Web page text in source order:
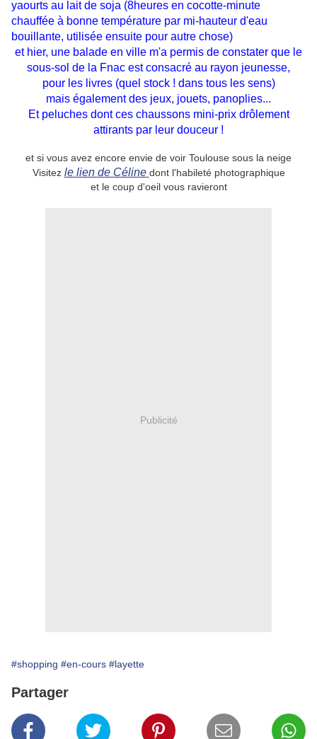
yaourts au lait de soja (8heures en cocotte-minute
chauffée à bonne température par mi-hauteur d'eau
bouillante, utilisée ensuite pour autre chose)
et hier, une balade en ville m'a permis de constater que le
sous-sol de la Fnac est consacré au rayon jeunesse,
pour les livres (quel stock ! dans tous les sens)
mais également des jeux, jouets, panoplies...
Et peluches dont ces chaussons mini-prix drôlement
attirants par leur douceur !
et si vous avez encore envie de voir Toulouse sous la neige
Visitez le lien de Céline dont l'habileté photographique
et le coup d'oeil vous ravieront
Publicité
#shopping #en-cours #layette
Partager